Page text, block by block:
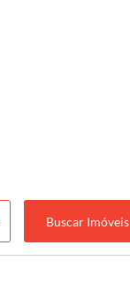
Buscar Imóveis